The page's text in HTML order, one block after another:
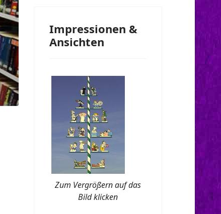
Impressionen &
Ansichten
Zum Vergrößern auf das
Bild klicken